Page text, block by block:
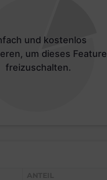
und kostenlos
um dieses Feature
freizuschalten.